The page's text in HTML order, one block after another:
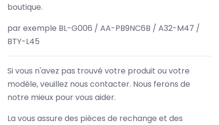
boutique.
par exemple BL-G006 / AA-PB9NC6B / A32-M47 /
BTY-L45
Si vous n'avez pas trouvé votre produit ou votre
modèle, veuillez nous contacter. Nous ferons de
notre mieux pour vous aider.
La vous assure des pièces de rechange et des